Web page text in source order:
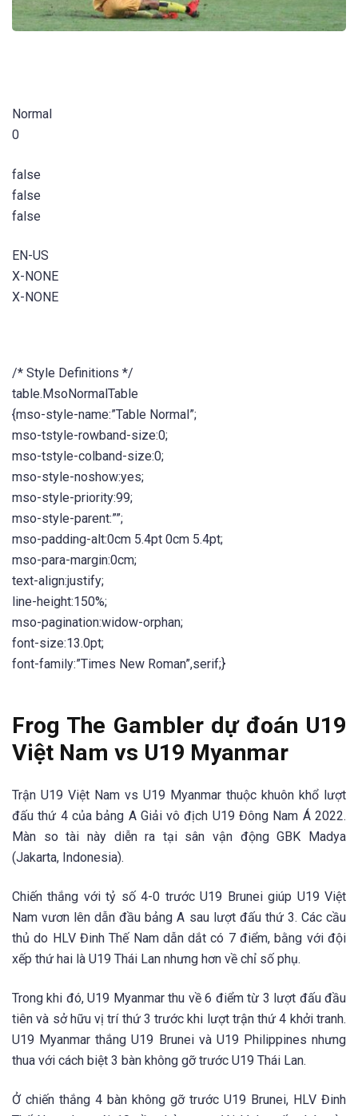
Normal
0
false
false
false
EN-US
X-NONE
X-NONE
/* Style Definitions */
table.MsoNormalTable
{mso-style-name:”Table Normal”;
mso-tstyle-rowband-size:0;
mso-tstyle-colband-size:0;
mso-style-noshow:yes;
mso-style-priority:99;
mso-style-parent:””;
mso-padding-alt:0cm 5.4pt 0cm 5.4pt;
mso-para-margin:0cm;
text-align:justify;
line-height:150%;
mso-pagination:widow-orphan;
font-size:13.0pt;
font-family:”Times New Roman”,serif;}
Frog The Gambler dự đoán U19
Việt Nam vs U19 Myanmar
Trận U19 Việt Nam vs U19 Myanmar thuộc khuôn khổ lượt
đấu thứ 4 của bảng A Giải vô địch U19 Đông Nam Á 2022.
Màn so tài này diễn ra tại sân vận động GBK Madya
(Jakarta, Indonesia).
Chiến thắng với tỷ số 4-0 trước U19 Brunei giúp U19 Việt
Nam vươn lên dẫn đầu bảng A sau lượt đấu thứ 3. Các cầu
thủ do HLV Đinh Thế Nam dẫn dắt có 7 điểm, bằng với đội
xếp thứ hai là U19 Thái Lan nhưng hơn về chỉ số phụ.
Trong khi đó, U19 Myanmar thu về 6 điểm từ 3 lượt đấu đầu
tiên và sở hữu vị trí thứ 3 trước khi lượt trận thứ 4 khởi tranh.
U19 Myanmar thắng U19 Brunei và U19 Philippines nhưng
thua với cách biệt 3 bàn không gỡ trước U19 Thái Lan.
Ở chiến thắng 4 bàn không gỡ trước U19 Brunei, HLV Đinh